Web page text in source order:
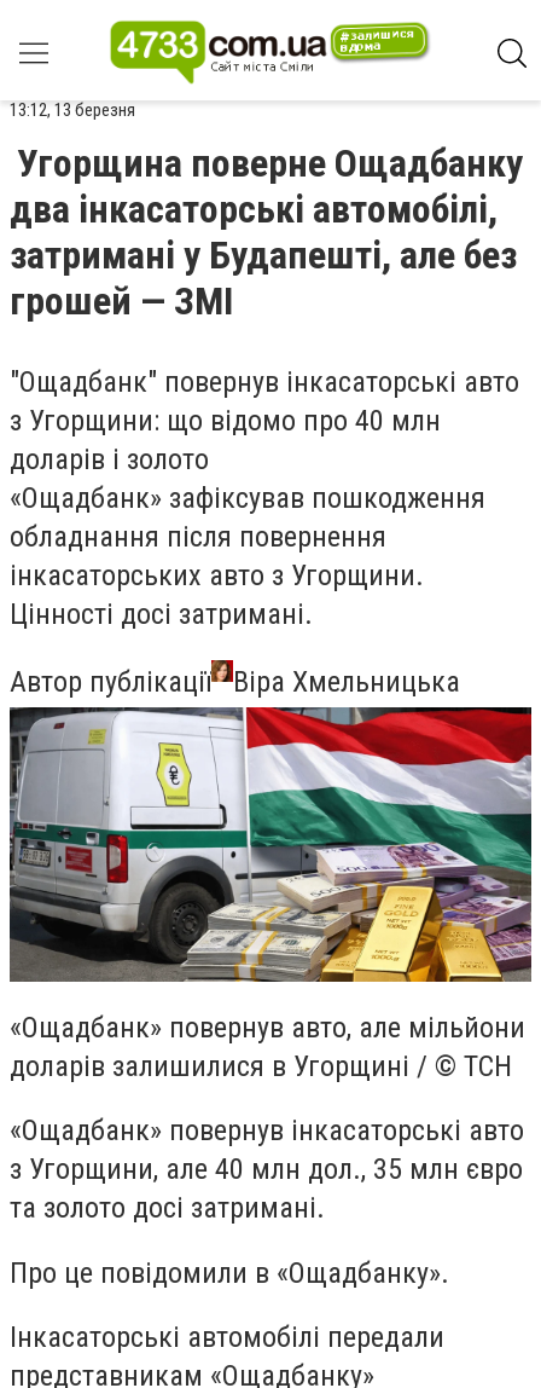
13:12, 13 березня
Угорщина поверне Ощадбанку
два інкасаторські автомобілі,
затримані у Будапешті, але без
грошей — ЗМІ
"Ощадбанк" повернув інкасаторські авто
з Угорщини: що відомо про 40 млн
доларів і золото
«Ощадбанк» зафіксував пошкодження
обладнання після повернення
інкасаторських авто з Угорщини.
Цінності досі затримані.
Автор публікації
Віра Хмельницька
«Ощадбанк» повернув авто, але мільйони
доларів залишилися в Угорщині / © ТСН
«Ощадбанк» повернув інкасаторські авто
з Угорщини, але 40 млн дол., 35 млн євро
та золото досі затримані.
Про це повідомили в «Ощадбанку».
Інкасаторські автомобілі передали
представникам «Ощадбанку»